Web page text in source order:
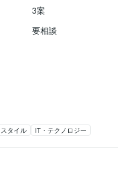
3案
要相談
タイル IT・テクノロジー